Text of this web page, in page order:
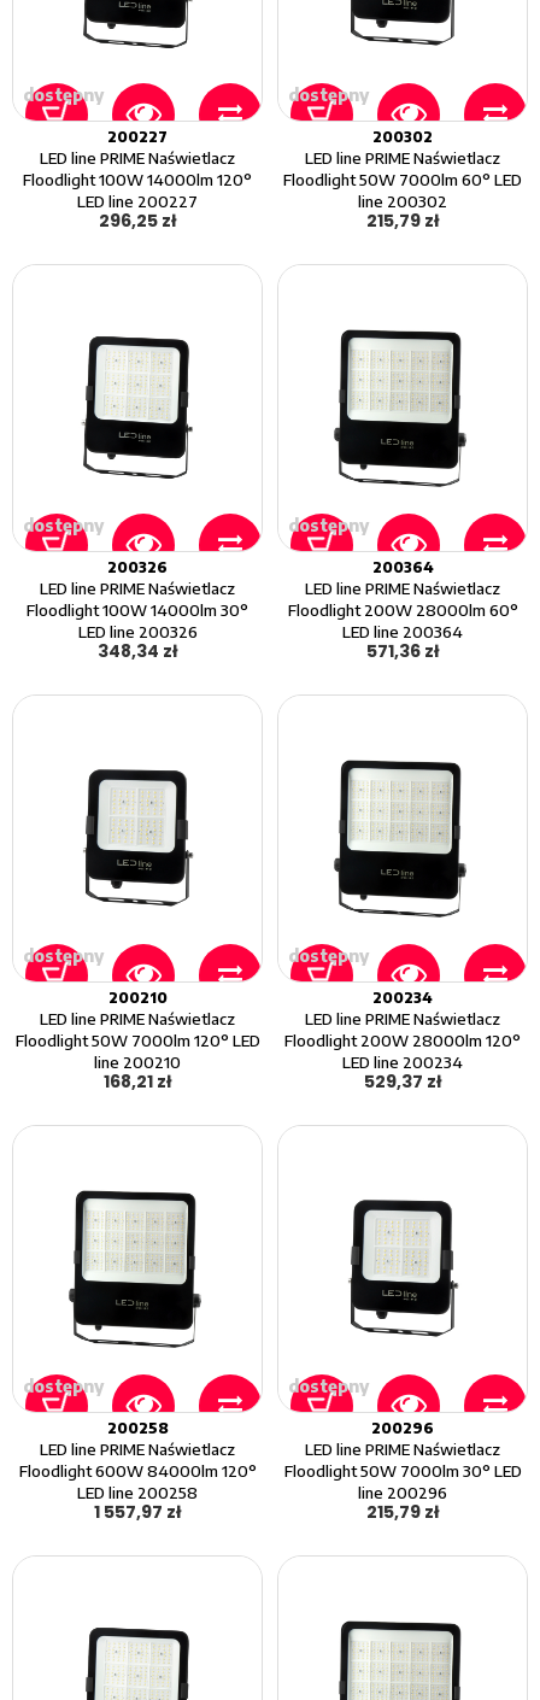
dostępny
200227
LED line PRIME Naświetlacz
Floodlight 100W 14000lm 120°
LED line 200227
296,25 zł
dostępny
200302
LED line PRIME Naświetlacz
Floodlight 50W 7000lm 60° LED
line 200302
215,79 zł
dostępny
200326
LED line PRIME Naświetlacz
Floodlight 100W 14000lm 30°
LED line 200326
348,34 zł
dostępny
200364
LED line PRIME Naświetlacz
Floodlight 200W 28000lm 60°
LED line 200364
571,36 zł
dostępny
200210
LED line PRIME Naświetlacz
Floodlight 50W 7000lm 120° LED
line 200210
168,21 zł
dostępny
200234
LED line PRIME Naświetlacz
Floodlight 200W 28000lm 120°
LED line 200234
529,37 zł
dostępny
200258
LED line PRIME Naświetlacz
Floodlight 600W 84000lm 120°
LED line 200258
1 557,97 zł
dostępny
200296
LED line PRIME Naświetlacz
Floodlight 50W 7000lm 30° LED
line 200296
215,79 zł